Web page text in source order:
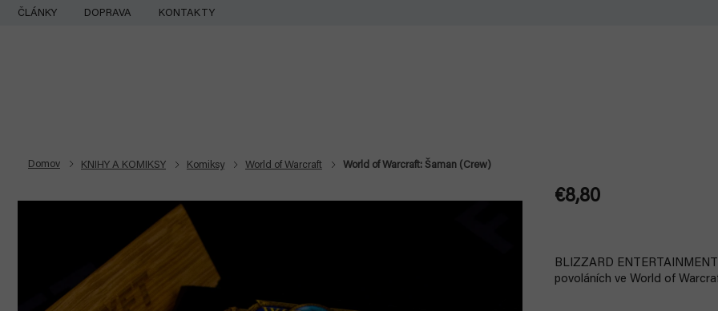
Prejsť
ČLÁNKY DOPRAVA KONTAKTY
Domov KNIHY A KOMIKSY Komiksy World of Warcraft World of Warcraft: Šaman (Crew)
€8,80
BLIZZARD
povoláních ve World of